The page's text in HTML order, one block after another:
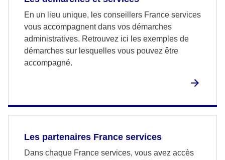
En un lieu unique, les conseillers France services
vous accompagnent dans vos démarches
administratives. Retrouvez ici les exemples de
démarches sur lesquelles vous pouvez être
accompagné.
Les partenaires France services
Dans chaque France services, vous avez accès